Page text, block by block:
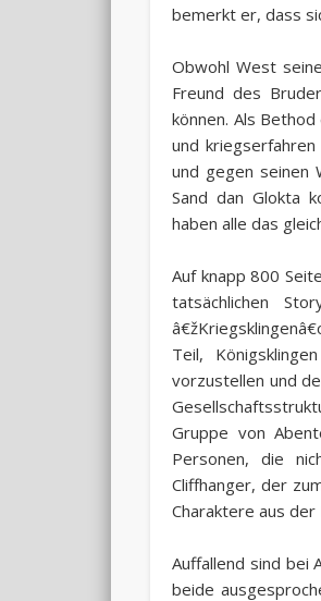
bemerkt er, dass
Obwohl West
Freund des
können. Als
und
und gegen seinen
Sand dan Glokta
haben alle das
Auf knapp 800
tatsächlichen
Teil,
vorzustellen und
Gruppe von
Personen, die
Cliffhanger, der
Charaktere aus
Auffallend sind bei
beide